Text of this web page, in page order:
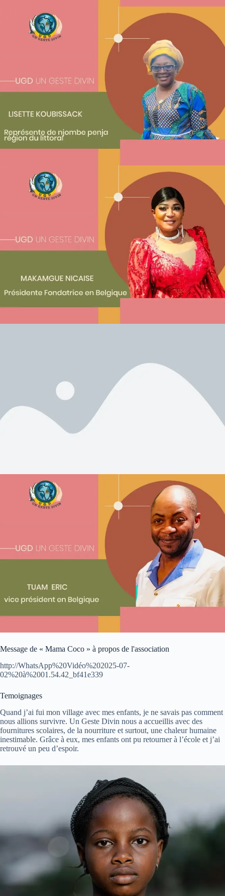
Message de « Mama Coco » à propos de l'association
http://WhatsApp%20Vidéo%202025-07-
02%20à%2001.54.42_bf41e339
Temoignages
Quand j’ai fui mon village avec mes enfants, je ne savais pas comment
nous allions survivre. Un Geste Divin nous a accueillis avec des
fournitures scolaires, de la nourriture et surtout, une chaleur humaine
inestimable. Grâce à eux, mes enfants ont pu retourner à l’école et j’ai
retrouvé un peu d’espoir.